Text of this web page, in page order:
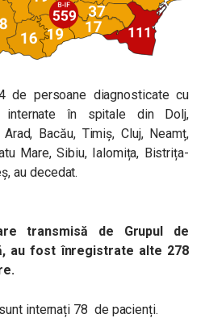
de persoane diagnosticate cu
internate în spitale din Dolj,
Bacău, Timiș, Cluj, Neamț,
Mare, Sibiu, Ialomița, Bistrița-
au decedat.
transmisă de Grupul de
au fost înregistrate alte 278
internați 78 de pacienți.